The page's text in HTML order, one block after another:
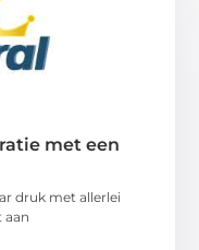
met een
druk met allerlei
aan